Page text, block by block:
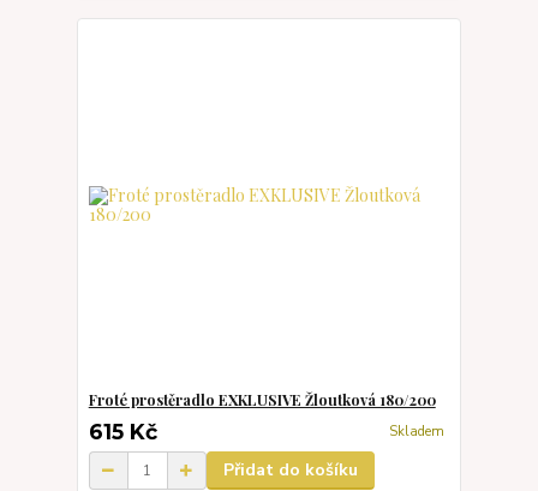
Froté prostěradlo EXKLUSIVE Žloutková 180/200
615 Kč Skladem
Přidat do košíku